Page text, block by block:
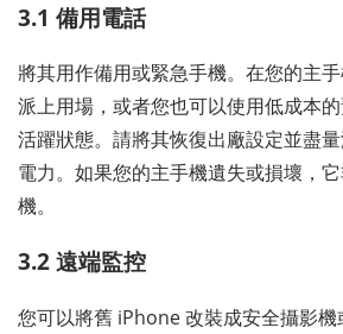
3.1 備用電話
將其用作備用或緊急手機。在您的主
派上用場，或者您也可以使用低成本
活躍狀態。請將其恢復出廠設定並盡
電力。如果您的主手機遺失或損壞，
機。
3.2 遠端監控
您可以將舊 iPhone 改裝成安全攝影